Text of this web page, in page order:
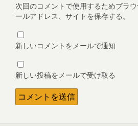
次回のコメントで使用するためブラ
ールアドレス、サイトを保存する。
新しいコメントをメールで通知
新しい投稿をメールで受け取る